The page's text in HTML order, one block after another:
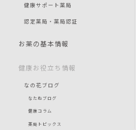
健康サポート薬局
認定薬局・薬局認証
お薬の基本情報
健康お役立ち情報
なの花ブログ
なたねブログ
健康コラム
薬局トピックス